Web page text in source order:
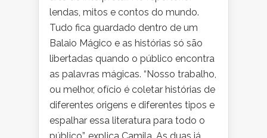
lendas, mitos e contos do mundo.
Tudo fica guardado dentro de um
Balaio Mágico e as histórias só são
libertadas quando o público encontra
as palavras mágicas. “Nosso trabalho,
ou melhor, ofício é coletar histórias de
diferentes origens e diferentes tipos e
espalhar essa literatura para todo o